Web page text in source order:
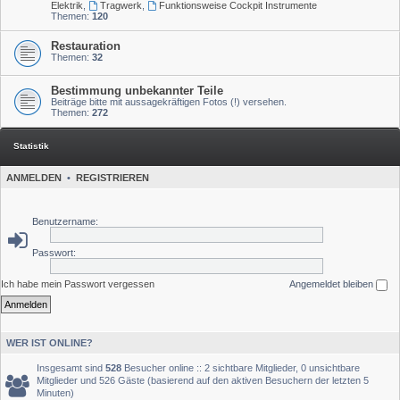
Elektrik
Tragwerk
Funktionsweise Cockpit Instrumente
Themen: 120
Restauration
Themen: 32
Bestimmung unbekannter Teile
Beiträge bitte mit aussagekräftigen Fotos (!) versehen.
Themen: 272
Statistik
ANMELDEN • REGISTRIEREN
Benutzername:
Passwort:
Ich habe mein Passwort vergessen Angemeldet bleiben
WER IST ONLINE?
Insgesamt sind 528 Besucher online :: 2 sichtbare Mitglieder, 0 unsichtbare
Mitglieder und 526 Gäste (basierend auf den aktiven Besuchern der letzten 5
Minuten)